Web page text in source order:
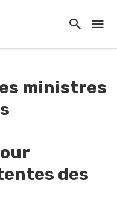
ministres
des